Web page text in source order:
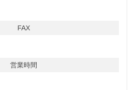
FAX
営業時間